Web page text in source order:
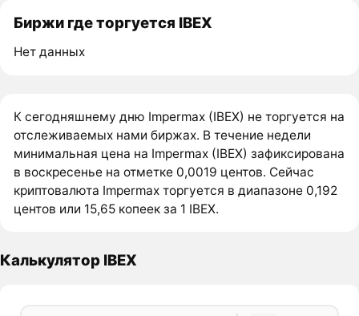
Биржи где торгуется IBEX
Нет данных
К сегодняшнему дню Impermax (IBEX) не торгуется на
отслеживаемых нами биржах. В течение недели
минимальная цена на Impermax (IBEX) зафиксирована
в воскресенье на отметке 0,0019 центов. Сейчас
криптовалюта Impermax торгуется в диапазоне 0,192
центов или 15,65 копеек за 1 IBEX.
Калькулятор IBEX